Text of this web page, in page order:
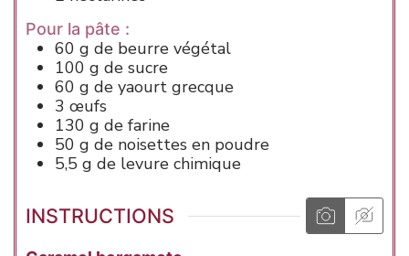
Pour la pâte :
60 g de beurre végétal
100 g de sucre
60 g de yaourt grecque
3 œufs
130 g de farine
50 g de noisettes en poudre
5,5 g de levure chimique
INSTRUCTIONS